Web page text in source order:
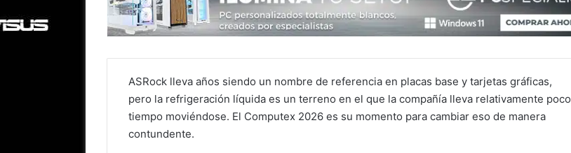
ASRock lleva años siendo un nombre de referencia en placas base y tarjetas gráficas,
pero la refrigeración líquida es un terreno en el que la compañía lleva relativamente poco
tiempo moviéndose. El Computex 2026 es su momento para cambiar eso de manera
contundente.